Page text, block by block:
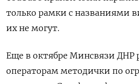
только рамки с названиями
их не могут.
Еще в октябре Минсвязи ДНР
операторам методички по